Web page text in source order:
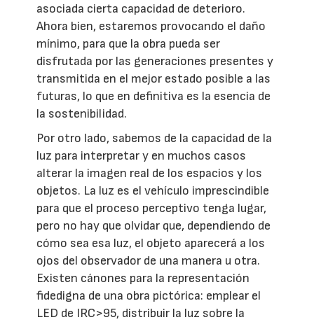
asociada cierta capacidad de deterioro.
Ahora bien, estaremos provocando el daño
mínimo, para que la obra pueda ser
disfrutada por las generaciones presentes y
transmitida en el mejor estado posible a las
futuras, lo que en definitiva es la esencia de
la sostenibilidad.
Por otro lado, sabemos de la capacidad de la
luz para interpretar y en muchos casos
alterar la imagen real de los espacios y los
objetos. La luz es el vehículo imprescindible
para que el proceso perceptivo tenga lugar,
pero no hay que olvidar que, dependiendo de
cómo sea esa luz, el objeto aparecerá a los
ojos del observador de una manera u otra.
Existen cánones para la representación
fidedigna de una obra pictórica: emplear el
LED de IRC>95, distribuir la luz sobre la